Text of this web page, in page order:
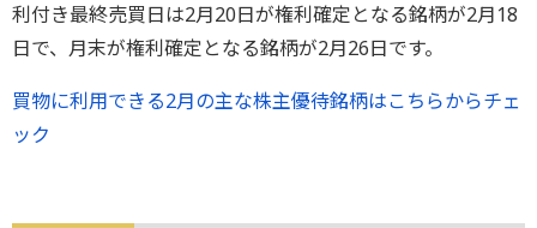
利付き最終売買日は2月20日が権利確定となる銘柄が2月18
日で、月末が権利確定となる銘柄が2月26日です。
買物に利用できる2月の主な株主優待銘柄はこちらからチェ
ック